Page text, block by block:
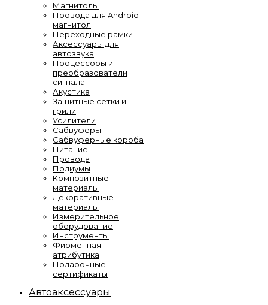
Магнитолы
Провода для Android
магнитол
Переходные рамки
Аксессуары для
автозвука
Процессоры и
преобразователи
сигнала
Акустика
Защитные сетки и
грили
Усилители
Сабвуферы
Сабвуферные короба
Питание
Провода
Подиумы
Композитные
материалы
Декоративные
материалы
Измерительное
оборудование
Инструменты
Фирменная
атрибутика
Подарочные
сертификаты
Автоаксессуары